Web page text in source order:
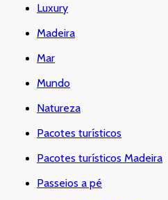
Luxury
Madeira
Mar
Mundo
Natureza
Pacotes turísticos
Pacotes turísticos Madeira
Passeios a pé